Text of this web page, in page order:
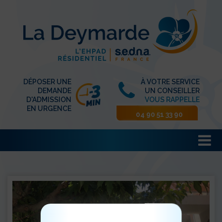
DÉPOSER UNE
DEMANDE
D'ADMISSION
EN URGENCE
À VOTRE SERVICE
UN CONSEILLER
VOUS RAPPELLE
04 90 51 33 90